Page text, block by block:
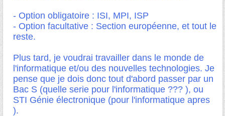
- Option obligatoire : ISI, MPI, ISP
- Option facultative : Section européenne, et tout le
reste.
Plus tard, je voudrai travailler dans le monde de
l'informatique et/ou des nouvelles technologies. Je
pense que je dois donc tout d'abord passer par un
Bac S (quelle serie pour l'informatique ??? ), ou
STI Génie électronique (pour l'informatique apres
).